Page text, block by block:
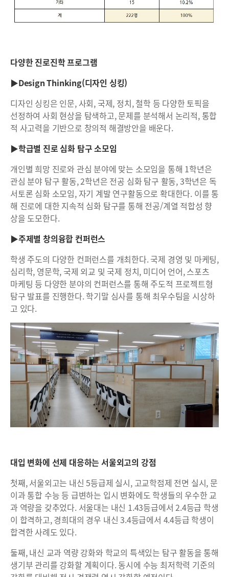
다양한 진로진학 프로그램
▶Design Thinking(디자인 싱킹)
디자인 싱킹은 인문, 사회, 국제, 정치, 철학 등 다양한 토픽을
선정하여 사회 현상을 탐색하고, 문제를 분석해서 논리적, 통합
적 사고력을 기반으로 창의적 해결방안을 배운다.
▶학급별 진로 심화 탐구 소모임
개인별 희망 진로와 관심 분야에 맞는 소모임을 통해 1학년은
관심 분야 탐구 활동, 2학년은 전공 심화 탐구 활동, 3학년은 독
서토론 심화 소모임, 자기 계발 연구활동으로 확대한다. 이를 통
해 진로에 대한 지속적 심화 탐구를 통해 전공/계열 적합성 향
상을 도모한다.
▶주제별 창의융합 컨퍼런스
학생 주도의 다양한 컨퍼런스를 개최한다. 국제 경영 및 마케팅,
심리학, 영문학, 국제 외교 및 국제 정치, 미디어 언어, 스포츠
마케팅 등 다양한 분야의 컨퍼런스를 통해 주도적 프로젝트형
탐구 발표를 진행한다. 학기말 심사를 통해 최우수팀을 시상하
고 있다.
대입 변화에 선제 대응하는 서울외고의 강점
첫째, 서울외고는 내신 5등급제 실시, 고교학점제 전면 실시, 문
이과 통합 수능 등 급변하는 입시 변화에도 학생들의 우수한 교
과 역량을 갖추었다. 서울대는 내신 1.43등급에서 2.4등급 학생
이 합격하고, 경희대의 경우 내신 3.4등급에서 4.4등급 학생이
합격한 사례도 있다.
둘째, 내신 교과 역량 강화와 학교의 특색있는 탐구 활동을 통해
생기부 관리를 강화할 계획이다. 동시에 수능 최저학력 기준의